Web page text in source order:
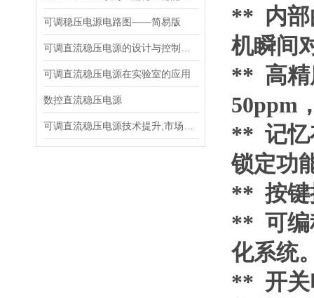
可调稳压电源电路图——简易版
可调直流稳压电源在实验室的应用
数控直流稳压电源
** 内
机瞬间
** 高精
50ppm
** 记忆
锁定功
** 按键
** 可编
化系统
** 开关